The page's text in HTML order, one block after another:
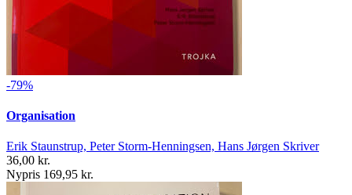
-79%
Organisation
Erik Staunstrup, Peter Storm-Henningsen, Hans Jørgen Skriver
36,00 kr.
Nypris 169,95 kr.